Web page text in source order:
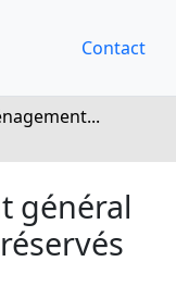
Contact
général